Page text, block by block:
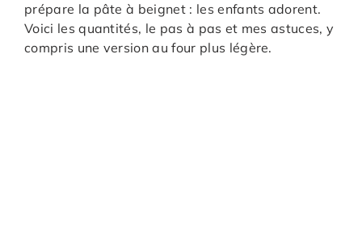
prépare la pâte à beignet : les enfants adorent.
Voici les quantités, le pas à pas et mes astuces, y
compris une version au four plus légère.